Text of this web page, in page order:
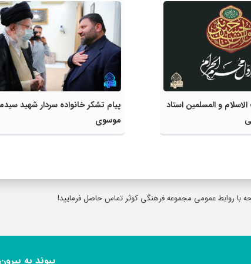
و المسلمین استاد
پیام تشکر خانواده سردار شهید
موسوی
با روابط عمومی مجموعه فرهنگی کوثر تماس حاصل فرمایید!
پیوند به بیرون